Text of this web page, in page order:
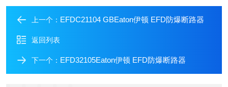
上一个： EFDC21104 GBEaton伊顿 EFD防爆断路器
返回列表
下一个： EFD32105Eaton伊顿 EFD防爆断路器